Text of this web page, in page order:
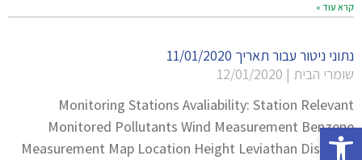
פתח סרגל נגישות
קרא עוד »
נתוני ניטור עבור תאריך 11/01/2020
שומרי הבית
Monitoring Stations Avaliability: Station Relevant
Monitored Pollutants Wind Measurement Benzene
Measurement Map Location Height Leviathan Distance